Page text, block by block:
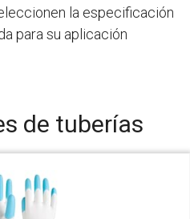
la especificación
para su aplicación
de tuberías